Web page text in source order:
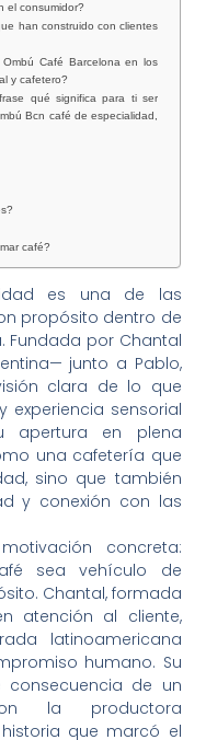
el consumidor?
han construido con clientes
Café Barcelona en los
y cafetero?
qué significa para ti ser
Bcn café de especialidad,
café?
es una de las
propósito dentro de
Fundada por Chantal
junto a Pablo,
clara de lo que
experiencia sensorial
apertura en plena
una cafetería que
sino que también
y conexión con las
concreta:
sea vehículo de
Chantal, formada
atención al cliente,
latinoamericana
humano. Su
de un
la productora
que marcó el